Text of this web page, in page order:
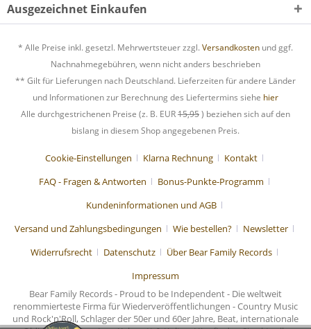
Ausgezeichnet Einkaufen
* Alle Preise inkl. gesetzl. Mehrwertsteuer zzgl. Versandkosten und ggf.
Nachnahmegebühren, wenn nicht anders beschrieben
** Gilt für Lieferungen nach Deutschland. Lieferzeiten für andere Länder
und Informationen zur Berechnung des Liefertermins siehe hier
Alle durchgestrichenen Preise (z. B. EUR15,95) beziehen sich auf den
bislang in diesem Shop angegebenen Preis.
Cookie-Einstellungen Klarna Rechnung
Kontakt
FAQ - Fragen & Antworten
Bonus-Punkte-Programm
Kundeninformationen und AGB
Versand und Zahlungsbedingungen
Wie bestellen?
Newsletter
Widerrufsrecht
Datenschutz
Über Bear Family Records
Impressum
Bear Family Records - Proud to be Independent - Die weltweit
renommierteste Firma für Wiederveröffentlichungen - Country Music
und Rock'n'Roll, Schlager der 50er und 60er Jahre, Beat, internationale